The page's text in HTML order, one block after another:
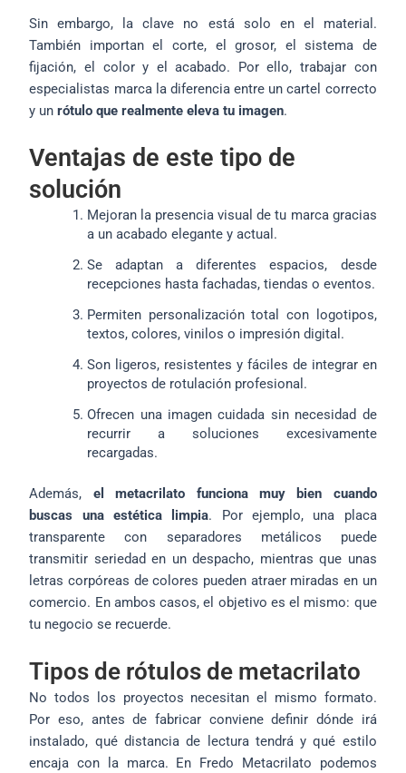
Sin embargo, la clave no está solo en el material.
También importan el corte, el grosor, el sistema de
fijación, el color y el acabado. Por ello, trabajar con
especialistas marca la diferencia entre un cartel correcto
y unrótulo que realmente eleva tu imagen.
Ventajas de este tipo de
solución
Mejoran la presencia visual de tu marca gracias
a un acabado elegante y actual.
Se adaptan a diferentes espacios, desde
recepciones hasta fachadas, tiendas o eventos.
Permiten personalización total con logotipos,
textos, colores, vinilos o impresión digital.
Son ligeros, resistentes y fáciles de integrar en
proyectos de rotulación profesional.
Ofrecen una imagen cuidada sin necesidad de
recurrir a soluciones excesivamente
recargadas.
Además, el metacrilato funciona muy bien cuando
buscas una estética limpia. Por ejemplo, una placa
transparente con separadores metálicos puede
transmitir seriedad en un despacho, mientras que unas
letras corpóreas de colores pueden atraer miradas en un
comercio. En ambos casos, el objetivo es el mismo: que
tu negocio se recuerde.
Tipos de rótulos de metacrilato
No todos los proyectos necesitan el mismo formato.
Por eso, antes de fabricar conviene definir dónde irá
instalado, qué distancia de lectura tendrá y qué estilo
encaja con la marca. En Fredo Metacrilato podemos